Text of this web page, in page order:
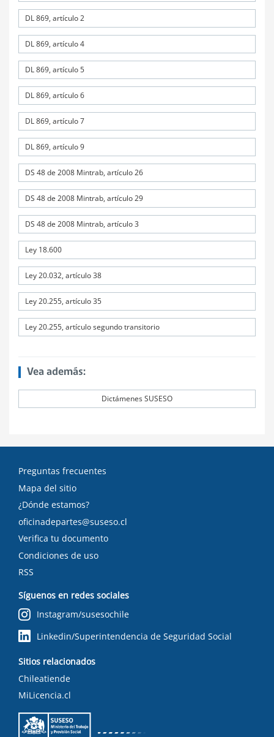
DL 869, artículo 2
DL 869, artículo 4
DL 869, artículo 5
DL 869, artículo 6
DL 869, artículo 7
DL 869, artículo 9
DS 48 de 2008 Mintrab, artículo 26
DS 48 de 2008 Mintrab, artículo 29
DS 48 de 2008 Mintrab, artículo 3
Ley 18.600
Ley 20.032, artículo 38
Ley 20.255, artículo 35
Ley 20.255, artículo segundo transitorio
Vea además:
Dictámenes SUSESO
Preguntas frecuentes
Mapa del sitio
¿Dónde estamos?
oficinadepartes@suseso.cl
Verifica tu documento
Condiciones de uso
RSS
Síguenos en redes sociales
Instagram/susesochile
Linkedin/Superintendencia de Seguridad Social
Sitios relacionados
Chileatiende
MiLicencia.cl